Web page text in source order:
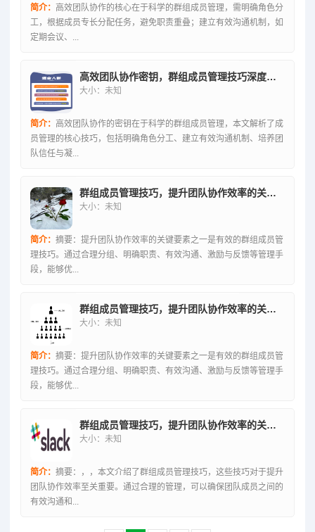
简介： 高效团队协作的核心在于科学的群组成员管理，需明确角色分
工，根据成员专长分配任务，避免职责重叠；建立有效沟通机制，如
定期会议、...
高效团队协作密钥，群组成员管理技巧深度解析
大小：未知
简介： 高效团队协作的密钥在于科学的群组成员管理，本文解析了成
员管理的核心技巧，包括明确角色分工、建立有效沟通机制、培养团
队信任与凝...
群组成员管理技巧，提升团队协作效率的关键要素解析
大小：未知
简介： 摘要：提升团队协作效率的关键要素之一是有效的群组成员管
理技巧。通过合理分组、明确职责、有效沟通、激励与反馈等管理手
段，能够优...
群组成员管理技巧，提升团队协作效率的关键要素解析
大小：未知
简介： 摘要：提升团队协作效率的关键要素之一是有效的群组成员管
理技巧。通过合理分组、明确职责、有效沟通、激励与反馈等管理手
段，能够优...
群组成员管理技巧，提升团队协作效率的关键要素解析
大小：未知
简介： 摘要：，，本文介绍了群组成员管理技巧，这些技巧对于提升
团队协作效率至关重要。通过合理的管理，可以确保团队成员之间的
有效沟通和...